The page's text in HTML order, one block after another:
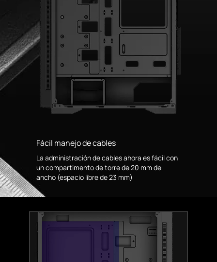
Fácil manejo de cables
La administración de cables ahora es fácil con
un compartimento de torre de 20 mm de
ancho (espacio libre de 23 mm)